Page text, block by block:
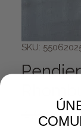
SKU:
17,99 €